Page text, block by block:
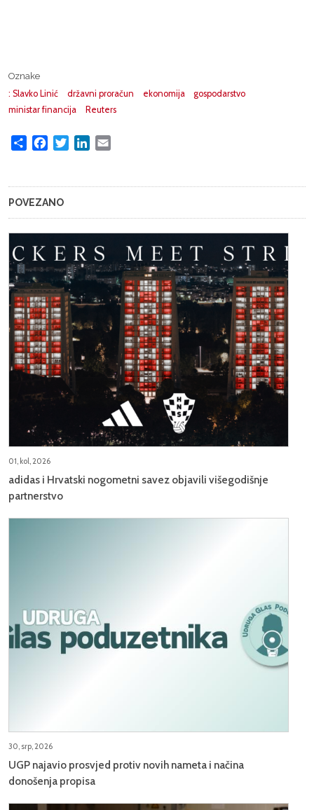
Oznake
: Slavko Linić
državni proračun ekonomija
gospodarstvo
ministar financija
Reuters
Share FacebookTwitterLinkedIn
POVEZANO
01, kol, 2026
adidas i Hrvatski nogometni savez objavili višegodišnje
partnerstvo
30, srp, 2026
UGP najavio prosvjed protiv novih nameta i načina
donošenja propisa